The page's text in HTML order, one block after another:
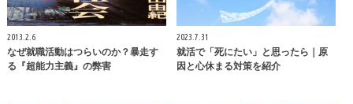
2013.2.6
なぜ就職活動はつらいのか？暴走す
る『超能力主義』の弊害
2023.7.31
就活で「死にたい」と思ったら｜原
因と心休まる対策を紹介